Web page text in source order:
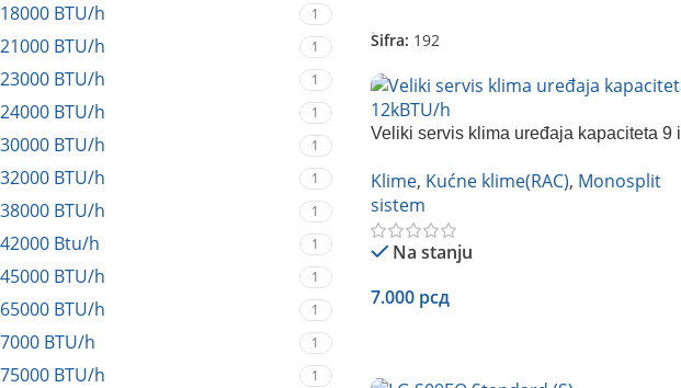
18000 BTU/h 1
21000 BTU/h 1
23000 BTU/h 1
24000 BTU/h 1
30000 BTU/h 1
32000 BTU/h 1
38000 BTU/h 1
42000 Btu/h 1
45000 BTU/h 1
65000 BTU/h 1
7000 BTU/h 1
75000 BTU/h 1
Šifra: 192
Veliki servis klima uređaja kapaciteta 9 i
Klime, Kućne klime(RAC), Monosplit
sistem
Na stanju
7.000 рсд